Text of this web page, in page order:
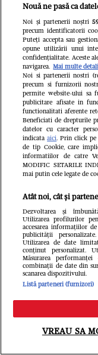
Citește
Meniu Caută
Nouă ne pasă ca
Noi și partenerii noștri
precum identificatorii
Puteți accepta sau
opune utilizării unui
confidențialitate. Aceste
navigarea. Mai multe
Noi si partenerii nostri
precum si furnizorii
permite website-ului sa
publicitare afisate in
functionalitati aferente
Beneficiati de drepturile
datelor cu caracter
indicataaici. Prin click pe
de tip Cookie, care
informatiilor de catre
MODIFIC SETARILE
mai putin cele legate de
Atât noi, cât și
Dezvoltarea și
Utilizarea profilurilor
accesarea informațiilor
publicității
Utilizarea de date
conținut personalizat.
Măsurarea
combinații de date din
scanarea dispozitivului.
Listă parteneri (furnizori)
VREAU SA